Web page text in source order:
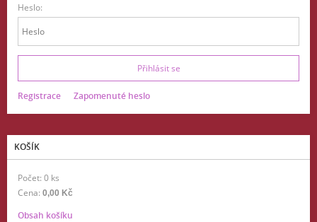
Heslo:
Registrace Zapomenuté heslo
KOŠÍK
Počet: 0 ks
Cena: 0,00 Kč
Obsah košíku